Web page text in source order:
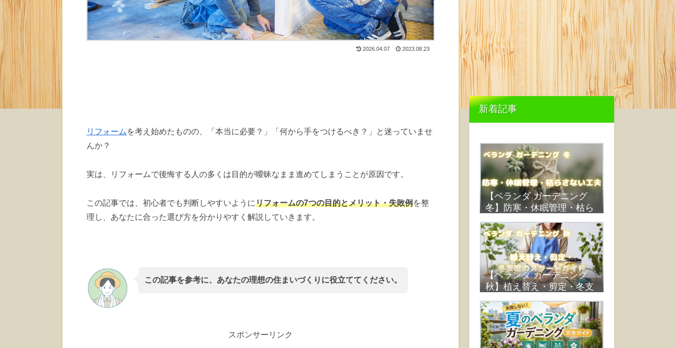
2026.04.07 2023.08.23
リフォーム を考え始めたものの、「本当に必要？」「何から手をつけるべき？」と迷っていませ
んか？
実は、リフォームで後悔する人の多くは目的が曖昧なまま進めてしまうことが原因です。
この記事では、初心者でも判断しやすいようにリフォームの7つの目的とメリット・失敗例を整
理し、あなたに合った選び方を分かりやすく解説していきます。
この記事を参考に、あなたの理想の住まいづくりに役立ててください。
スポンサーリンク
新着記事
【ベランダ ガーデニング
冬】防寒・休眠管理・枯ら
【ベランダ ガーデニング
秋】植え替え・剪定・冬支